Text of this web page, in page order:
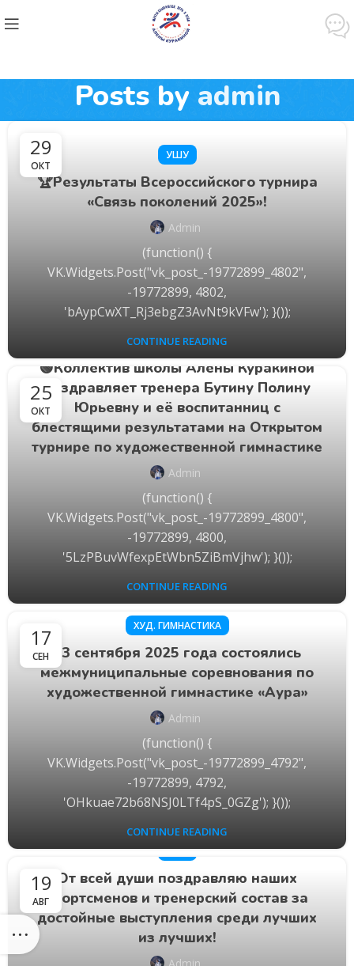
Posts by admin
29
ОКТ
УШУ
🏆Результаты Всероссийского турнира
«Связь поколений 2025»!
Admin
(function() {
VK.Widgets.Post("vk_post_-19772899_4802",
-19772899, 4802,
'bAypCwXT_Rj3ebgZ3AvNt9kVFw'); }());
CONTINUE READING
25
ОКТ
ХУД. ГИМНАСТИКА
🟢Коллектив школы Алёны Куракиной
поздравляет тренера Бутину Полину
Юрьевну и её воспитанниц с
блестящими результатами на Открытом
турнире по художественной гимнастике
Admin
(function() {
VK.Widgets.Post("vk_post_-19772899_4800",
-19772899, 4800,
'5LzPBuvWfexpEtWbn5ZiBmVjhw'); }());
CONTINUE READING
17
СЕН
ХУД. ГИМНАСТИКА
13 сентября 2025 года состоялись
межмуниципальные соревнования по
художественной гимнастике «Аура»
Admin
(function() {
VK.Widgets.Post("vk_post_-19772899_4792",
-19772899, 4792,
'OHkuae72b68NSJ0LTf4pS_0GZg'); }());
CONTINUE READING
19
АВГ
УШУ
От всей души поздравляю наших
спортсменов и тренерский состав за
достойные выступления среди лучших
из лучших!